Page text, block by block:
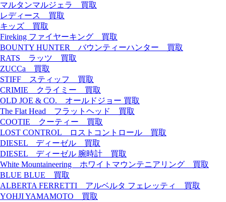
マルタンマルジェラ 買取
レディース 買取
キッズ 買取
Fireking ファイヤーキング 買取
BOUNTY HUNTER バウンティーハンター 買取
RATS ラッツ 買取
ZUCCa 買取
STIFF スティッフ 買取
CRIMIE クライミー 買取
OLD JOE & CO. オールドジョー 買取
The Flat Head フラットヘッド 買取
COOTIE クーティー 買取
LOST CONTROL ロストコントロール 買取
DIESEL ディーゼル 買取
DIESEL ディーゼル 腕時計 買取
White Mountaineering ホワイトマウンテニアリング 買取
BLUE BLUE 買取
ALBERTA FERRETTI アルベルタ フェレッティ 買取
YOHJI YAMAMOTO 買取